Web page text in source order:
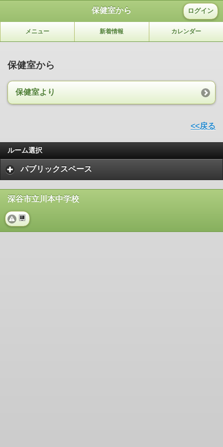
保健室から ログイン
メニュー 新着情報 カレンダー
保健室から
保健室より
<<戻る
ルーム選択
パブリックスペース
深谷市立川本中学校